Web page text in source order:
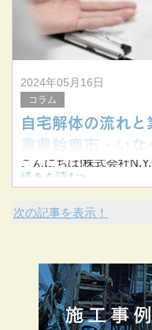
2024年05月16日
コラム
自宅解体の流れ
重県鈴鹿市・いな
こんにちは!株式会社
当社は三重県桑名市を
続きを読む>
次の記事を表示！